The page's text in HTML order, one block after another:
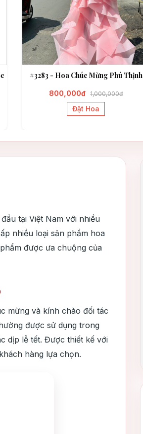
#3283 - Hoa Chúc Mừng Phú Thịnh
800,000đ 1,000,000đ
Đặt Hoa
tại Việt Nam với nhiều
nhiều loại sản phẩm hoa
được ưa chuộng của
mừng và kính chào đối tác
được sử dụng trong
dịp lễ tết. Được thiết kế với
hàng lựa chọn.